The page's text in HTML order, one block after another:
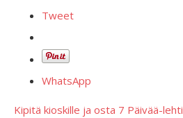
Tweet
WhatsApp
Kipitä kioskille ja osta 7 Päivää-lehti